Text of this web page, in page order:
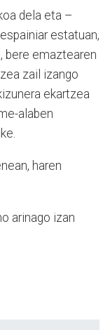
dela eta –
estatuan,
bere emaztearen
zail izango
ekartzea
alaben
haren
arinago izan